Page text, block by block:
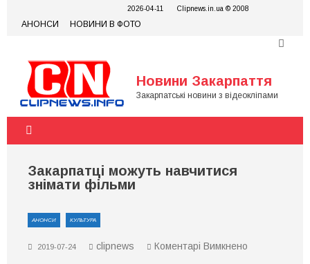
content
2026-04-11 Clipnews.in.ua © 2008
АНОНСИ НОВИНИ В ФОТО
Новини Закарпаття
Закарпатські новини з відеокліпами
Закарпатці можуть навчитися
знімати фільми
АНОНСИ КУЛЬТУРА
2019-07-24 clipnews Коментарі Вимкнено